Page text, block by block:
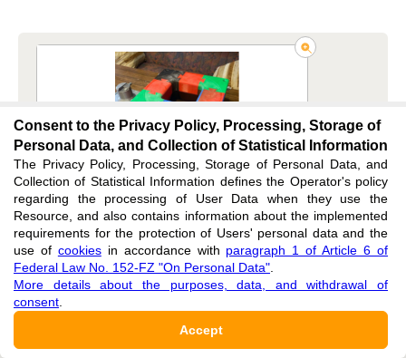
Рисунок 7 - Фото матрицы и пуансона
Consent to the Privacy Policy, Processing, Storage of
Personal Data, and Collection of Statistical Information
The Privacy Policy, Processing, Storage of Personal Data, and
Collection of Statistical Information defines the Operator's policy
regarding the processing of User Data when they use the
Resource, and also contains information about the implemented
requirements for the protection of Users' personal data and the
use of cookiesin accordance with paragraph 1 of Article 6 of
Federal Law No. 152-FZ "On Personal Data"
More details about the purposes, data, and withdrawal of
consent
Accept